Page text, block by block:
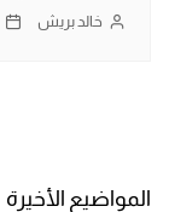
خالد بريش
المواضيع الأخيرة